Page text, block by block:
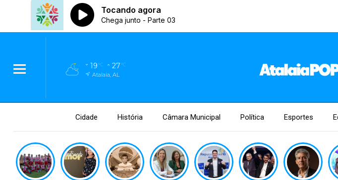
19°C 27°C
Atalaia, AL
Cidade História Câmara Municipal Política Esportes